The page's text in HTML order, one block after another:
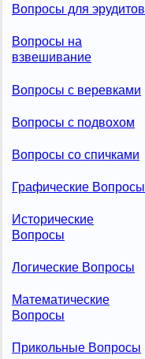
Вопросы для эрудитов
Вопросы на
взвешивание
Вопросы с веревками
Вопросы с подвохом
Вопросы со спичками
Графические Вопросы
Исторические
Вопросы
Логические Вопросы
Математические
Вопросы
Прикольные Вопросы